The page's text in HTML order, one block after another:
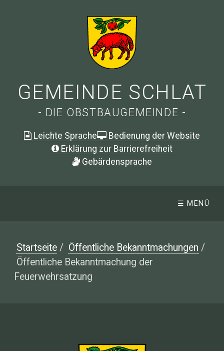
GEMEINDE SCHLAT
- DIE OBSTBAUGEMEINDE -
Leichte Sprache
Bedienung der Website
Erklärung zur Barrierefreiheit
Gebärdensprache
☰ MENÜ
Startseite / Öffentliche Bekanntmachungen /
Öffentliche Bekanntmachung der
Feuerwehrsatzung